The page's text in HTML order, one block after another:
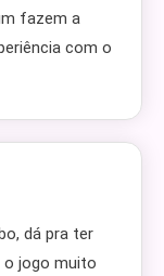
fazem a
com o
dá pra ter
o jogo muito